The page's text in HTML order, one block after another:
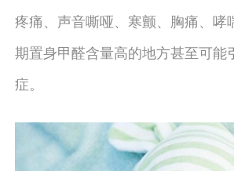
疼痛、声音嘶哑、寒颤、胸痛、哮
期置身甲醛含量高的地方甚至可能
症。